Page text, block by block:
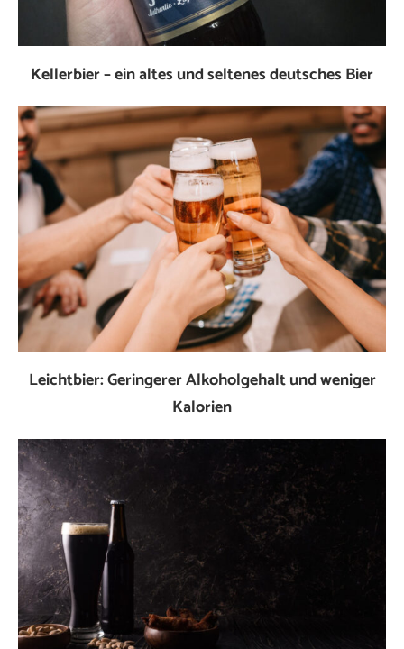
Kellerbier – ein altes und seltenes deutsches Bier
Leichtbier: Geringerer Alkoholgehalt und weniger
Kalorien